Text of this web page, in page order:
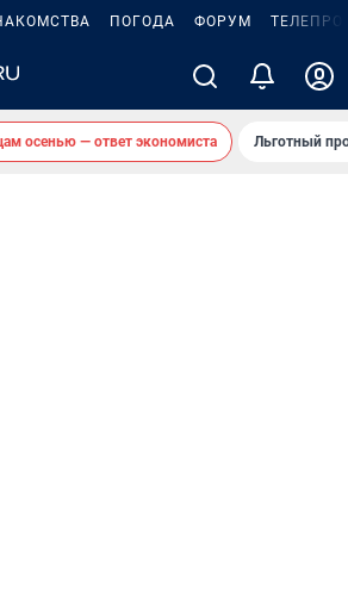
ПОГОДА ФОРУМ
осенью — ответ экономиста Льготный